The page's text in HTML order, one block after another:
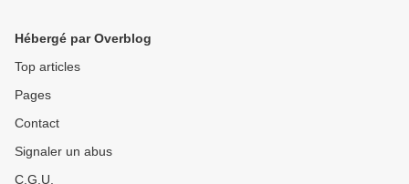
Hébergé par Overblog
Top articles
Pages
Contact
Signaler un abus
C.G.U.